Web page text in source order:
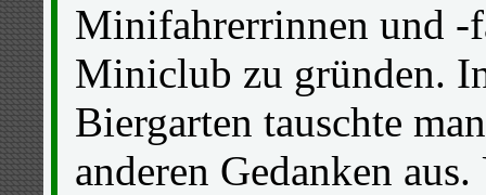
Minifahrerrinnen und -
Miniclub zu gründen.
Biergarten tauschte
anderen Gedanken